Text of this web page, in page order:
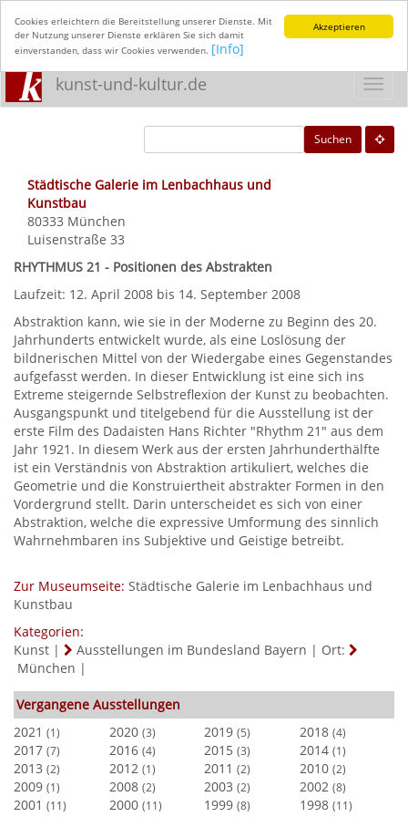
Akzeptieren
Cookies erleichtern die Bereitstellung unserer Dienste. Mit
der Nutzung unserer Dienste erklären Sie sich damit
einverstanden, dass wir Cookies verwenden. [Info]
kunst-und-kultur.de
Suchen
Städtische Galerie im Lenbachhaus und
Kunstbau
80333 München
Luisenstraße 33
RHYTHMUS 21 - Positionen des Abstrakten
Laufzeit: 12. April 2008 bis 14. September 2008
Abstraktion kann, wie sie in der Moderne zu Beginn des 20.
Jahrhunderts entwickelt wurde, als eine Loslösung der
bildnerischen Mittel von der Wiedergabe eines Gegenstandes
aufgefasst werden. In dieser Entwicklung ist eine sich ins
Extreme steigernde Selbstreflexion der Kunst zu beobachten.
Ausgangspunkt und titelgebend für die Ausstellung ist der
erste Film des Dadaisten Hans Richter "Rhythm 21" aus dem
Jahr 1921. In diesem Werk aus der ersten Jahrhunderthälfte
ist ein Verständnis von Abstraktion artikuliert, welches die
Geometrie und die Konstruiertheit abstrakter Formen in den
Vordergrund stellt. Darin unterscheidet es sich von einer
Abstraktion, welche die expressive Umformung des sinnlich
Wahrnehmbaren ins Subjektive und Geistige betreibt.
Zur Museumseite: Städtische Galerie im Lenbachhaus und
Kunstbau
Kategorien:
Kunst | Ausstellungen im Bundesland Bayern | Ort:
München |
Vergangene Ausstellungen
2021 (1) 2020 (3) 2019 (5) 2018 (4)
2017 (7) 2016 (4) 2015 (3) 2014 (1)
2013 (2) 2012 (1) 2011 (2) 2010 (2)
2009 (1) 2008 (2) 2003 (2) 2002 (8)
2001 (11) 2000 (11) 1999 (8) 1998 (11)